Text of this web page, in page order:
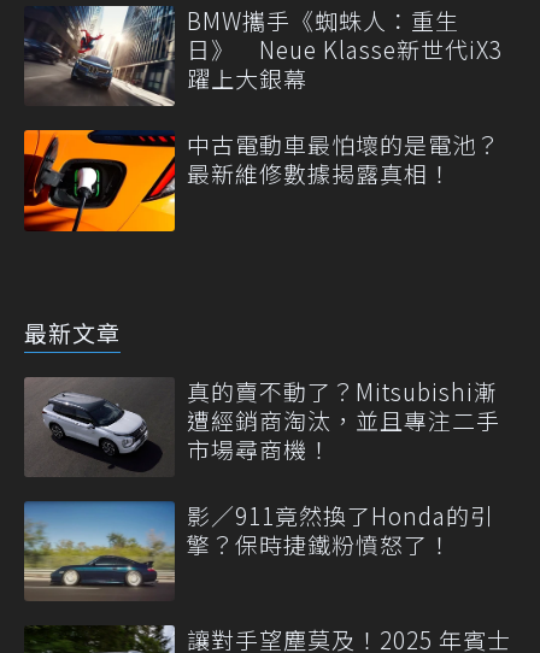
BMW攜手《蜘蛛人：重生
日》 Neue Klasse新世代iX3
躍上大銀幕
中古電動車最怕壞的是電池？
最新維修數據揭露真相！
最新文章
真的賣不動了？Mitsubishi漸
遭經銷商淘汰，並且專注二手
市場尋商機！
影／911竟然換了Honda的引
擎？保時捷鐵粉憤怒了！
讓對手望塵莫及！2025 年賓士